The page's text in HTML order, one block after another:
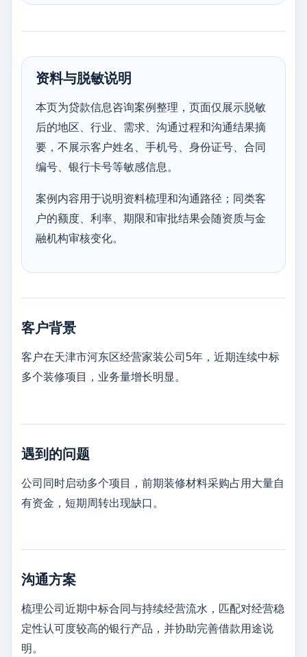
资料与脱敏说明
本页为贷款信息咨询案例整理，页面仅展示脱敏
后的地区、行业、需求、沟通过程和沟通结果摘
要，不展示客户姓名、手机号、身份证号、合同
编号、银行卡号等敏感信息。
案例内容用于说明资料梳理和沟通路径；同类客
户的额度、利率、期限和审批结果会随资质与金
融机构审核变化。
客户背景
客户在天津市河东区经营家装公司5年，近期连续中标
多个装修项目，业务量增长明显。
遇到的问题
公司同时启动多个项目，前期装修材料采购占用大量自
有资金，短期周转出现缺口。
沟通方案
梳理公司近期中标合同与持续经营流水，匹配对经营稳
定性认可度较高的银行产品，并协助完善借款用途说
明。